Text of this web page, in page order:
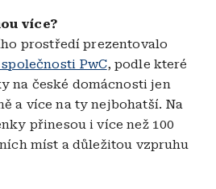
více?
prostředí prezentovalo
PwC, podle které
na české domácnosti jen
a více na ty nejbohatší. Na
přinesou i více než 100
míst a důležitou vzpruhu